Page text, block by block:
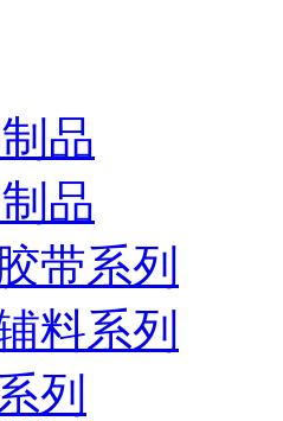
品
品
带系列
料系列
列